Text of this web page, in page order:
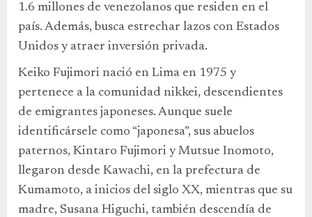
1.6 millones de venezolanos que residen en el
país. Además, busca estrechar lazos con Estados
Unidos y atraer inversión privada.
Keiko Fujimori nació en Lima en 1975 y
pertenece a la comunidad nikkei, descendientes
de emigrantes japoneses. Aunque suele
identificársele como “japonesa”, sus abuelos
paternos, Kintaro Fujimori y Mutsue Inomoto,
llegaron desde Kawachi, en la prefectura de
Kumamoto, a inicios del siglo XX, mientras que su
madre, Susana Higuchi, también descendía de